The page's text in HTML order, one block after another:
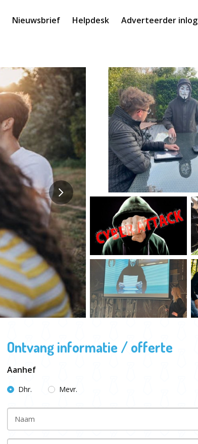
Nieuwsbrief Helpdesk Adverteerder inlog
Ontvang informatie / offerte
Aanhef
Dhr. Mevr.
Naam